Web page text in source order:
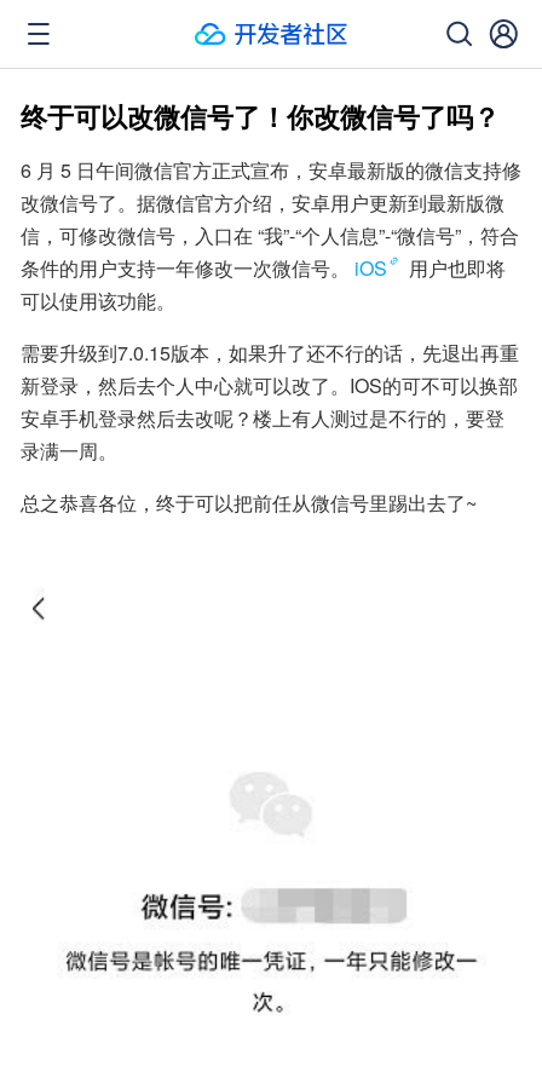
终于可以改微信号了！你改微信号了吗？
6 月 5 日午间微信官方正式宣布，安卓最新版的微信支持修
改微信号了。据微信官方介绍，安卓用户更新到最新版微
信，可修改微信号，入口在 “我”-“个人信息”-“微信号”，符合
条件的用户支持一年修改一次微信号。
iOS
用户也即将
可以使用该功能。
需要升级到7.0.15版本，如果升了还不行的话，先退出再重
新登录，然后去个人中心就可以改了。IOS的可不可以换部
安卓手机登录然后去改呢？楼上有人测过是不行的，要登
录满一周。
总之恭喜各位，终于可以把前任从微信号里踢出去了~